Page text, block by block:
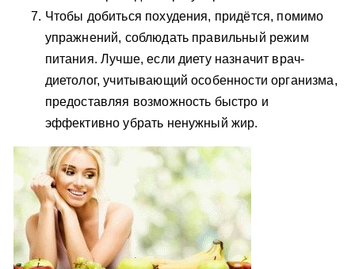
Чтобы добиться похудения, придётся, помимо
упражнений, соблюдать правильный режим
питания. Лучше, если диету назначит врач-
диетолог, учитывающий особенности организма,
предоставляя возможность быстро и
эффективно убрать ненужный жир.